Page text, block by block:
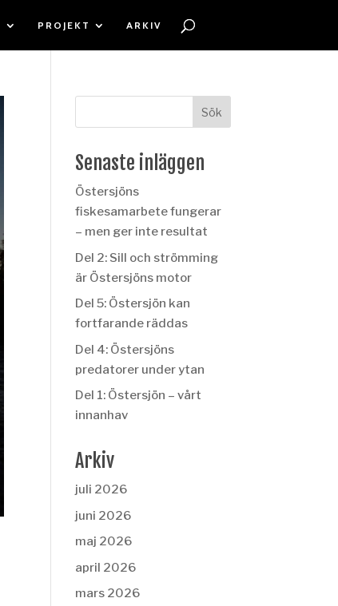
PROJEKT ARKIV
Senaste inläggen
Östersjöns
fiskesamarbete fungerar
– men ger inte resultat
Del 2: Sill och strömming
är Östersjöns motor
Del 5: Östersjön kan
fortfarande räddas
Del 4: Östersjöns
predatorer under ytan
Del 1: Östersjön – vårt
innanhav
Arkiv
juli 2026
juni 2026
maj 2026
april 2026
mars 2026